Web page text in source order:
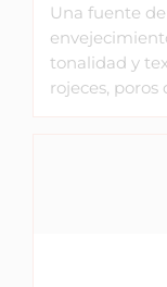
Una fuente
tonalidad y
rojeces, poros